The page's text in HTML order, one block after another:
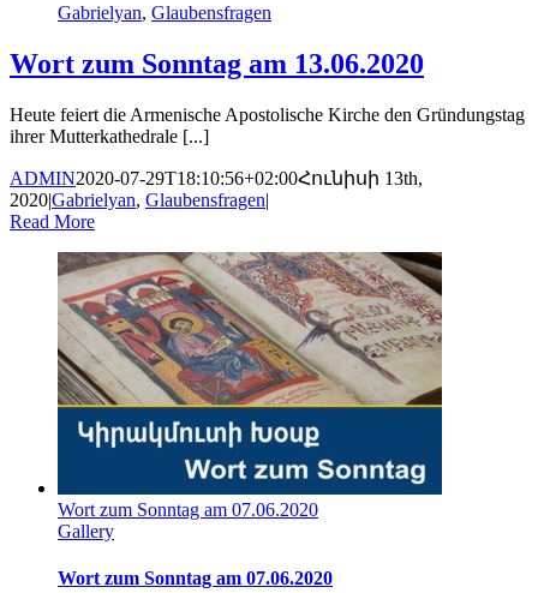
Gabrielyan, Glaubensfragen
Wort zum Sonntag am 13.06.2020
Heute feiert die Armenische Apostolische Kirche den Gründungstag
ihrer Mutterkathedrale [...]
ADMIN2020-07-29T18:10:56+02:00Հունիսի 13th,
2020|Gabrielyan, Glaubensfragen|
Read More
Wort zum Sonntag am 07.06.2020
Gallery
Wort zum Sonntag am 07.06.2020